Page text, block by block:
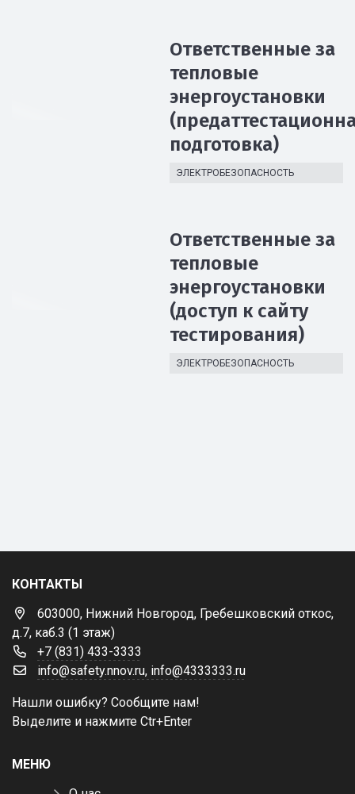
Ответственные за
тепловые
энергоустановки
подготовка)
ЭЛЕКТРОБЕЗОПАСНОСТЬ
Ответственные за
тепловые
энергоустановки
(доступ к сайту
тестирования)
ЭЛЕКТРОБЕЗОПАСНОСТЬ
КОНТАКТЫ
603000, Нижний Новгород, Гребешковский откос,
д.7, каб.3 (1 этаж)
+7 (831) 433-3333
info@safety.nnov.ru, info@4333333.ru
Нашли ошибку? Сообщите нам!
Выделите и нажмите Ctr+Enter
МЕНЮ